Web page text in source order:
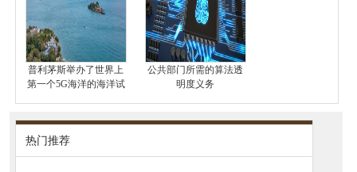
普利茅斯举办了世界上
第一个5G海洋的海洋试
公共部门所需的算法透
明度义务
热门推荐